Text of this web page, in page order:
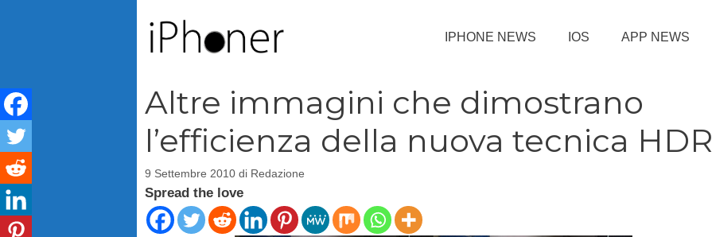
IPHONE NEWS IOS APP NEWS
Altre immagini che dimostrano
l’efficienza della nuova tecnica HDR
9 Settembre 2010 di Redazione
Spread the love